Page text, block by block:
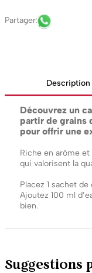
Description
Découvrez un
partir de grains
pour offrir une
Riche en arôme
qui valorisent la
Placez 1 sachet
Ajoutez 100 ml
bien.
Suggestions